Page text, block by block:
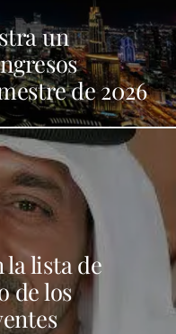
un
de 2026
lista de
de los